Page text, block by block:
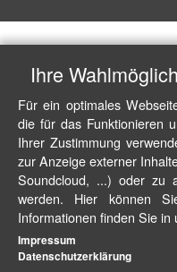
Ihre
Für ein optimales
die für das Funktionieren
Ihrer Zustimmung
zur Anzeige externer
Soundcloud, ...) oder zu
werden. Hier können
Informationen finden Sie in
Impressum
Datenschutzerklärung